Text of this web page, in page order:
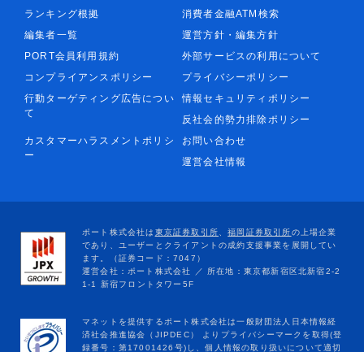
ランキング根拠
消費者金融ATM検索
編集者一覧
運営方針・編集方針
PORT会員利用規約
外部サービスの利用について
コンプライアンスポリシー
プライバシーポリシー
行動ターゲティング広告につい
て
情報セキュリティポリシー
反社会的勢力排除ポリシー
カスタマーハラスメントポリシ
ー
お問い合わせ
運営会社情報